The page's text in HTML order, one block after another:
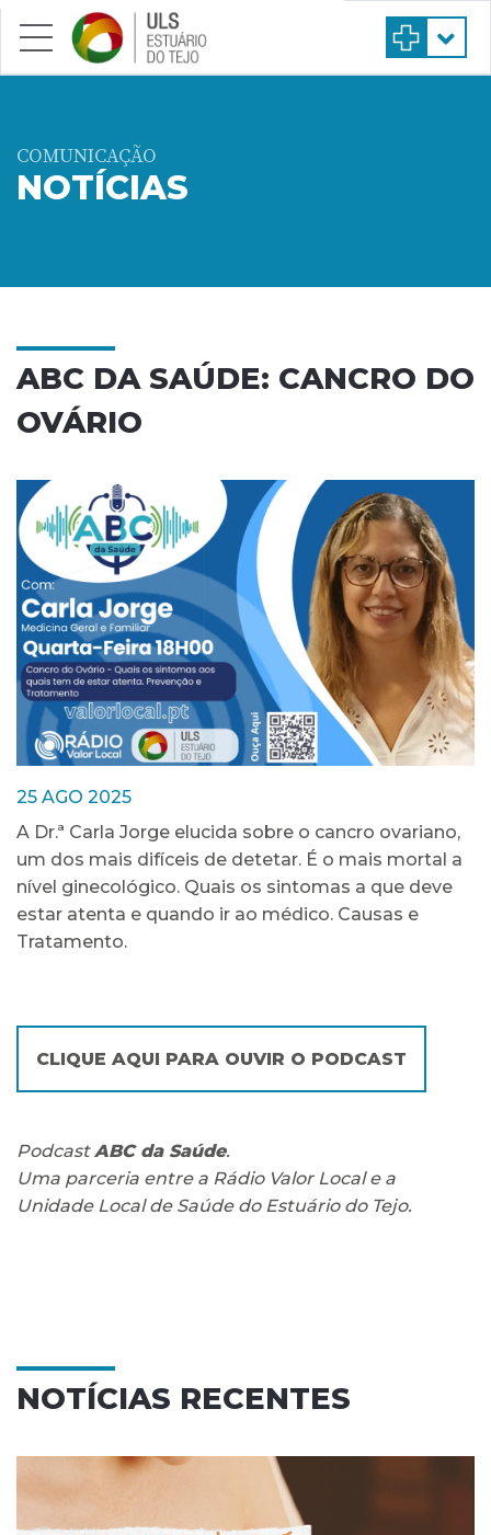
Saltar para conteúdo principal
COMUNICAÇÃO
NOTÍCIAS
ABC DA SAÚDE: CANCRO DO
OVÁRIO
25 AGO 2025
A Dr.ª Carla Jorge elucida sobre o cancro ovariano,
um dos mais difíceis de detetar. É o mais mortal a
nível ginecológico. Quais os sintomas a que deve
estar atenta e quando ir ao médico. Causas e
Tratamento.
CLIQUE AQUI PARA OUVIR O PODCAST
PodcastABC da Saúde.
Uma parceria entre a Rádio Valor Local e a
Unidade Local de Saúde do Estuário do Tejo.
NOTÍCIAS RECENTES